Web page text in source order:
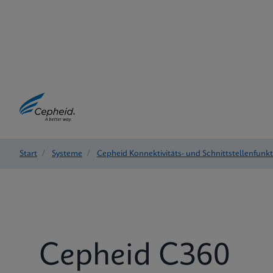
Start / Systeme / Cepheid Konnektivitäts- und
Cepheid C360